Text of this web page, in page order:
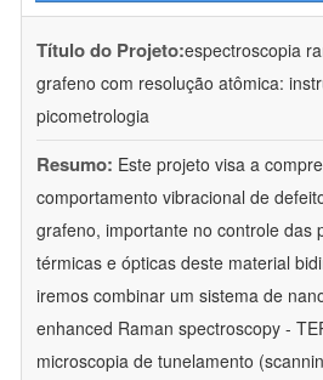
Título do Projeto:espectroscopia
grafeno com resolução atômica:
picometrologia
Resumo: Este projeto visa a
comportamento vibracional de
grafeno, importante no controle das
térmicas e ópticas deste material
iremos combinar um sistema de
enhanced Raman spectroscopy -
microscopia de tunelamento